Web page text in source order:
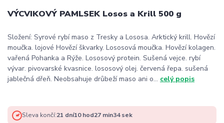
VÝCVIKOVÝ PAMLSEK Losos a Krill 500 g
Složení: Syrové rybí maso z Tresky a Lososa. Arktický krill. Hovězí
moučka. lojové Hovězí škvarky. Lososová moučka. Hovězí kolagen.
vařená Pohanka a Rýže. Lososový protein. Sušená vejce. rybí
vývar. pivovarské kvasnice. lososový olej. červená řepa. sušená
jablečná dřeň. Neobsahuje drůbeží maso ani o... celý popis
Sleva končí:21 dní10hod27min34sek